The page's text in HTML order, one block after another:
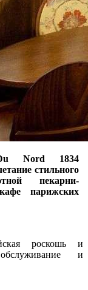
Nord 1834
стильного
пекарни-
парижских
роскошь и
и